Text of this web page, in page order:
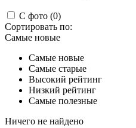
С фото (0)
Сортировать по:
Самые новые
Самые новые
Самые старые
Высокий рейтинг
Низкий рейтинг
Самые полезные
Ничего не найдено